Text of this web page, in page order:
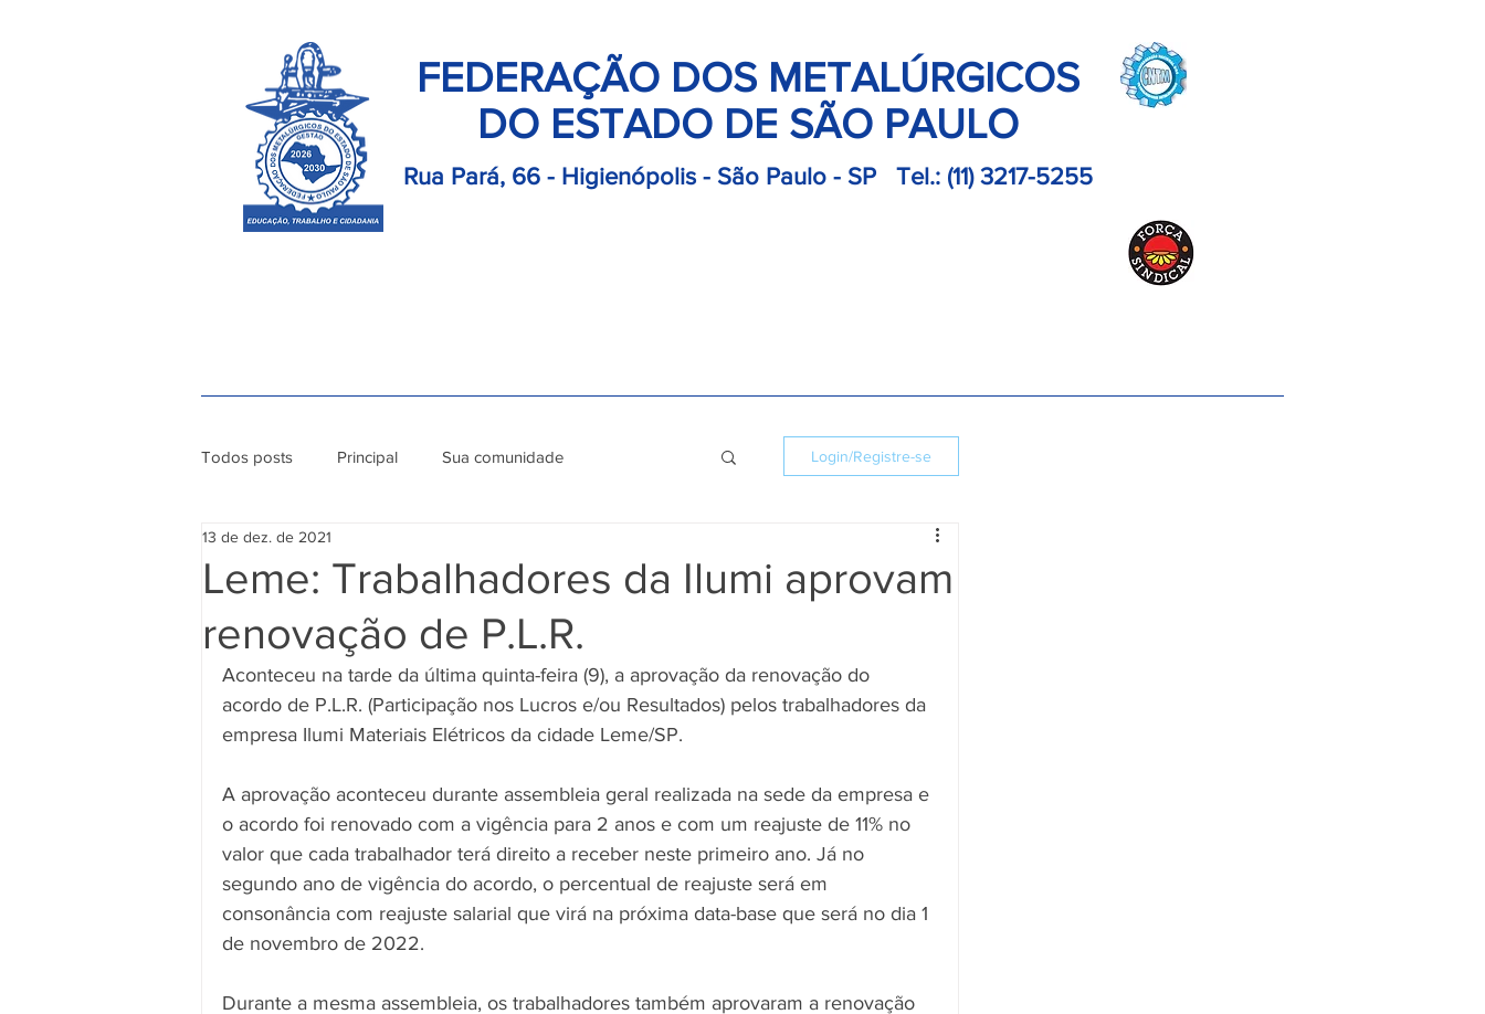
FEDERAÇÃO DOS METALÚRGICOS
DO ESTADO DE SÃO PAULO
Rua Pará, 66 - Higienópolis - São Paulo - SP Tel.: (11) 3217-5255
Todos posts Principal Sua comunidade Login/Registre-se
Leme: Trabalhadores da Ilumi aprovam
renovação de P.L.R.
13 de dez. de 2021
Aconteceu na tarde da última quinta-feira (9), a aprovação da renovação do
acordo de P.L.R. (Participação nos Lucros e/ou Resultados) pelos trabalhadores da
empresa Ilumi Materiais Elétricos da cidade Leme/SP.
A aprovação aconteceu durante assembleia geral realizada na sede da empresa e
o acordo foi renovado com a vigência para 2 anos e com um reajuste de 11% no
valor que cada trabalhador terá direito a receber neste primeiro ano. Já no
segundo ano de vigência do acordo, o percentual de reajuste será em
consonância com reajuste salarial que virá na próxima data-base que será no dia 1
de novembro de 2022.
Durante a mesma assembleia, os trabalhadores também aprovaram a renovação